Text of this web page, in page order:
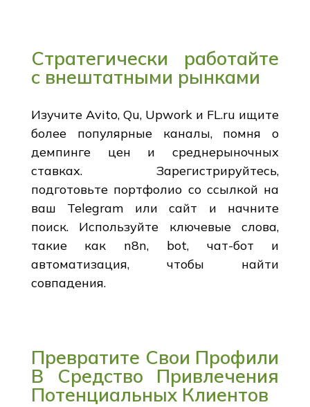
Стратегически работайте
с внештатными рынками
Изучите Avito, Qu, Upwork и FL.ru ищите
более популярные каналы, помня о
демпинге цен и среднерыночных
ставках. Зарегистрируйтесь,
подготовьте портфолио со ссылкой на
ваш Telegram или сайт и начните
поиск. Используйте ключевые слова,
такие как n8n, bot, чат-бот и
автоматизация, чтобы найти
совпадения.
Превратите Свои Профили
В Средство Привлечения
Потенциальных Клиентов